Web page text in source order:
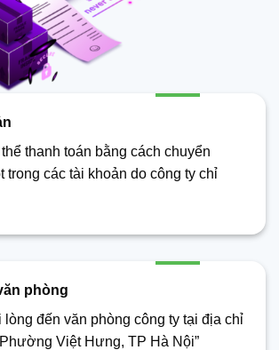
thanh toán bằng cách chuyển
trong các tài khoản do công ty chỉ
phòng
lòng đến văn phòng công ty tại địa chỉ
Việt Hưng, TP Hà Nội”